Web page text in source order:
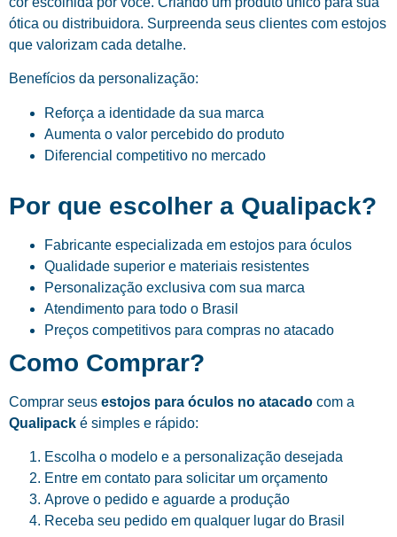
ótica ou distribuidora. Surpreenda seus clientes com estojos
que valorizam cada detalhe.
Benefícios da personalização:
Reforça a identidade da sua marca
Aumenta o valor percebido do produto
Diferencial competitivo no mercado
Por que escolher a Qualipack?
Fabricante especializada em estojos para óculos
Qualidade superior e materiais resistentes
Personalização exclusiva com sua marca
Atendimento para todo o Brasil
Preços competitivos para compras no atacado
Como Comprar?
Comprar seus estojos para óculos no atacado com a
Qualipack é simples e rápido:
Escolha o modelo e a personalização desejada
Entre em contato para solicitar um orçamento
Aprove o pedido e aguarde a produção
Receba seu pedido em qualquer lugar do Brasil